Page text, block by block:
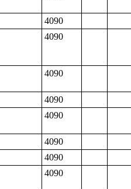
4090
4090
4090
4090
4090
4090
4090
4090